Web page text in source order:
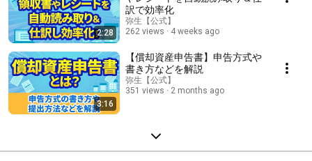
2:28
訳で効率化
弥生【公式】
262 views
4 weeks ago
3:16
【償却資産申告書】申告方式や
書き方などを解説
弥生【公式】
351 views
2 months ago